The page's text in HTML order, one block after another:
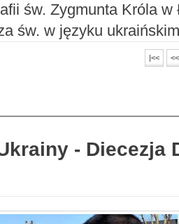
św. Zygmunta Króla w
św. w języku
|<< <<
- Diecezja